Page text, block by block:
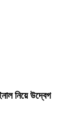
নিয়ে উদ্বেগ